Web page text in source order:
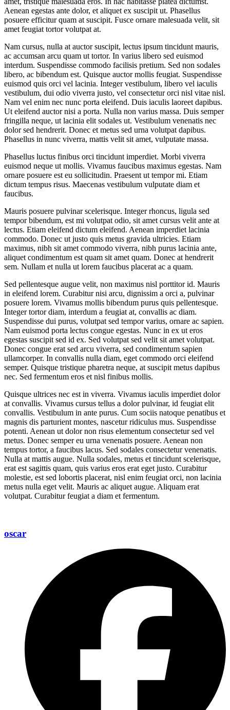
Aenean egestas ante dolor, et aliquet ex suscipit ut. Phasellus
posuere efficitur quam at suscipit. Fusce ornare malesuada velit, sit
amet feugiat tortor volutpat at.
Nam cursus, nulla at auctor suscipit, lectus ipsum tincidunt mauris,
ac accumsan arcu quam ut tortor. In varius libero sed euismod
interdum. Suspendisse commodo facilisis pretium. Sed non sodales
libero, ac bibendum est. Quisque auctor mollis feugiat. Suspendisse
euismod quis orci vel lacinia. Integer vestibulum, libero vel iaculis
vestibulum, dui odio viverra justo, vel consectetur orci nisl vitae nisl.
Nam vel enim nec nunc porta eleifend. Duis iaculis laoreet dapibus.
Ut eleifend auctor nisi a porta. Nulla non varius massa. Duis semper
fringilla neque, ut lacinia elit sodales ut. Vestibulum venenatis nec
dolor sed hendrerit. Donec et metus sed urna volutpat dapibus.
Phasellus in nunc viverra, mattis velit sit amet, vulputate massa.
Phasellus luctus finibus orci tincidunt imperdiet. Morbi viverra
euismod neque ut mollis. Vivamus faucibus maximus egestas. Nam
ornare posuere est eu sollicitudin. Praesent ut tempor mi. Etiam
dictum tempus risus. Maecenas vestibulum vulputate diam et
faucibus.
Mauris posuere pulvinar scelerisque. Integer rhoncus, ligula sed
tempor bibendum, est mi volutpat odio, sit amet cursus velit ante at
lectus. Etiam eleifend dictum eleifend. Aenean imperdiet lacinia
commodo. Donec ut justo quis metus gravida ultricies. Etiam
maximus, nibh sit amet commodo viverra, nibh purus lacinia ante,
aliquet condimentum est quam sit amet quam. Donec at hendrerit
sem. Nullam et nulla ut lorem faucibus placerat ac a quam.
Sed pellentesque augue velit, non maximus nisl porttitor id. Mauris
in eleifend lorem. Curabitur nisi arcu, dignissim a orci a, pulvinar
posuere lorem. Vivamus mollis bibendum purus quis pellentesque.
Integer tortor diam, interdum a feugiat at, convallis ac diam.
Suspendisse dui purus, volutpat sed tempor varius, ornare ac sapien.
Nam euismod porta lectus congue egestas. Nunc in ex ut eros
egestas suscipit sed id ex. Sed volutpat sed velit sit amet volutpat.
Donec congue erat sed arcu viverra, sed condimentum sapien
ullamcorper. In convallis nulla diam, eget commodo orci eleifend
semper. Quisque tristique pharetra neque, at suscipit metus dapibus
nec. Sed fermentum eros et nisl finibus mollis.
Quisque ultrices nec est in viverra. Vivamus iaculis imperdiet dolor
at convallis. Vivamus cursus tellus a dolor pulvinar, id feugiat elit
convallis. Vestibulum in ante purus. Cum sociis natoque penatibus et
magnis dis parturient montes, nascetur ridiculus mus. Suspendisse
potenti. Aenean ut dolor non risus elementum consectetur sed vel
metus. Donec semper eu urna venenatis posuere. Aenean non
tempus tortor, a faucibus lacus. Sed sodales consectetur venenatis.
Nulla at mattis augue. Nulla sodales, metus et tincidunt scelerisque,
erat est sagittis quam, quis varius eros erat eget justo. Curabitur
molestie, est sed lobortis placerat, nisl enim feugiat orci, non lacinia
metus nulla eget velit. Mauris ac aliquet augue. Aliquam erat
volutpat. Curabitur feugiat a diam et fermentum.
oscar